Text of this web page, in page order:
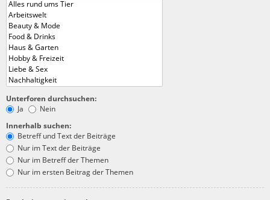
Unterforen durchsuchen:
Ja
Nein
Innerhalb suchen:
Betreff und Text der Beiträge
Nur im Text der Beiträge
Nur im Betreff der Themen
Nur im ersten Beitrag der Themen